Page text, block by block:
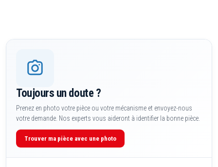
Toujours un doute ?
Prenez en photo votre pièce ou votre mécanisme et envoyez-nous
votre demande. Nos experts vous aideront à identifier la bonne pièce.
Trouver ma pièce avec une photo